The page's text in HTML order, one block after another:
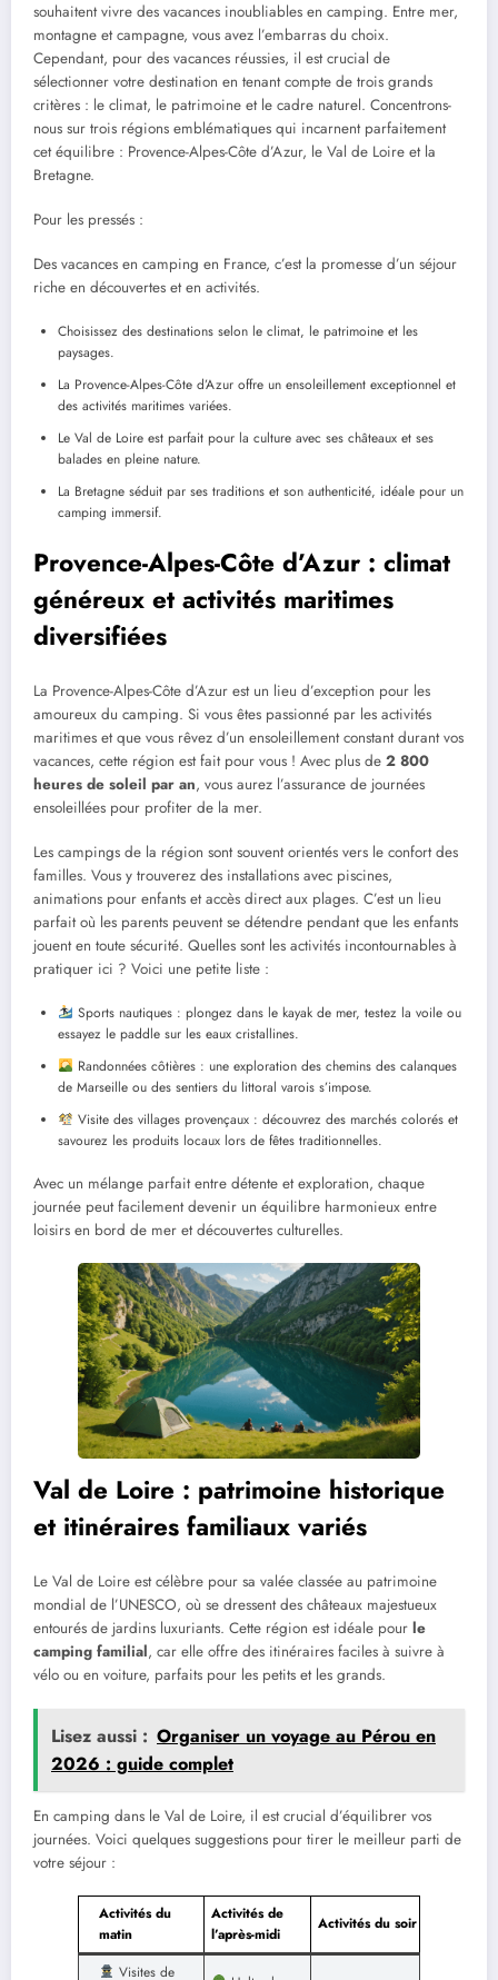
souhaitent vivre des vacances inoubliables en camping. Entre mer,
montagne et campagne, vous avez l’embarras du choix.
Cependant, pour des vacances réussies, il est crucial de
sélectionner votre destination en tenant compte de trois grands
critères : le climat, le patrimoine et le cadre naturel. Concentrons-
nous sur trois régions emblématiques qui incarnent parfaitement
cet équilibre : Provence-Alpes-Côte d’Azur, le Val de Loire et la
Bretagne.
Pour les pressés :
Des vacances en camping en France, c’est la promesse d’un séjour
riche en découvertes et en activités.
Choisissez des destinations selon le climat, le patrimoine et les
paysages.
La Provence-Alpes-Côte d’Azur offre un ensoleillement exceptionnel et
des activités maritimes variées.
Le Val de Loire est parfait pour la culture avec ses châteaux et ses
balades en pleine nature.
La Bretagne séduit par ses traditions et son authenticité, idéale pour un
camping immersif.
Provence-Alpes-Côte d’Azur : climat
généreux et activités maritimes
diversifiées
La Provence-Alpes-Côte d’Azur est un lieu d’exception pour les
amoureux du camping. Si vous êtes passionné par les activités
maritimes et que vous rêvez d’un ensoleillement constant durant vos
vacances, cette région est fait pour vous ! Avec plus de 2 800
heures de soleil par an, vous aurez l’assurance de journées
ensoleillées pour profiter de la mer.
Les campings de la région sont souvent orientés vers le confort des
familles. Vous y trouverez des installations avec piscines,
animations pour enfants et accès direct aux plages. C’est un lieu
parfait où les parents peuvent se détendre pendant que les enfants
jouent en toute sécurité. Quelles sont les activités incontournables à
pratiquer ici ? Voici une petite liste :
Sports nautiques : plongez dans le kayak de mer, testez la voile ou
essayez le paddle sur les eaux cristallines.
Randonnées côtières : une exploration des chemins des calanques
de Marseille ou des sentiers du littoral varois s’impose.
Visite des villages provençaux : découvrez des marchés colorés et
savourez les produits locaux lors de fêtes traditionnelles.
Avec un mélange parfait entre détente et exploration, chaque
journée peut facilement devenir un équilibre harmonieux entre
loisirs en bord de mer et découvertes culturelles.
Val de Loire : patrimoine historique
et itinéraires familiaux variés
Le Val de Loire est célèbre pour sa valée classée au patrimoine
mondial de l’UNESCO, où se dressent des châteaux majestueux
entourés de jardins luxuriants. Cette région est idéale pour le
camping familial, car elle offre des itinéraires faciles à suivre à
vélo ou en voiture, parfaits pour les petits et les grands.
Lisez aussi : Organiser un voyage au Pérou en
2026 : guide complet
En camping dans le Val de Loire, il est crucial d’équilibrer vos
journées. Voici quelques suggestions pour tirer le meilleur parti de
votre séjour :
Activités du
matin
Activités de
l’après-midi
Activités du soir
Visites de